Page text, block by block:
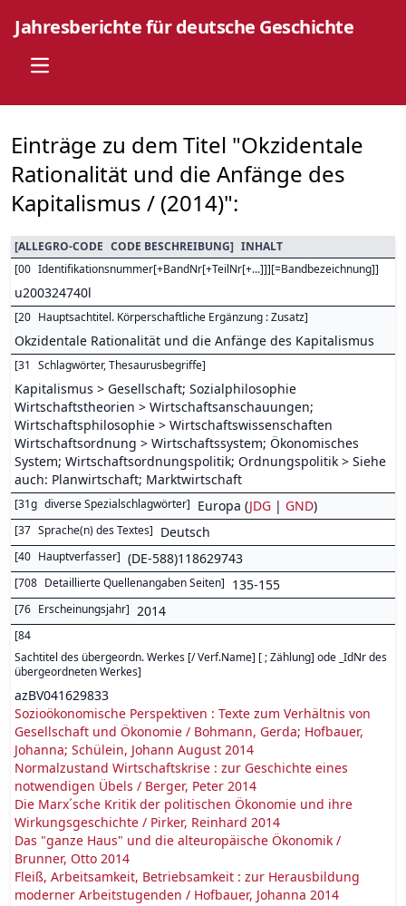
Jahresberichte für deutsche Geschichte
Open main menu
Einträge zu dem Titel "Okzidentale
Rationalität und die Anfänge des
Kapitalismus / (2014)":
[ALLEGRO-CODE CODE BESCHREIBUNG] INHALT
[00 Identifikationsnummer[+BandNr[+TeilNr[+...]]][=Bandbezeichnung]]
u200324740l
[20 Hauptsachtitel. Körperschaftliche Ergänzung : Zusatz]
Okzidentale Rationalität und die Anfänge des Kapitalismus
[31 Schlagwörter, Thesaurusbegriffe]
Kapitalismus > Gesellschaft; Sozialphilosophie
Wirtschaftstheorien > Wirtschaftsanschauungen;
Wirtschaftsphilosophie > Wirtschaftswissenschaften
Wirtschaftsordnung > Wirtschaftssystem; Ökonomisches
System; Wirtschaftsordnungspolitik; Ordnungspolitik > Siehe
auch: Planwirtschaft; Marktwirtschaft
[31g diverse Spezialschlagwörter] Europa (JDG | GND)
[37 Sprache(n) des Textes] Deutsch
[40 Hauptverfasser] (DE-588)118629743
[708 Detaillierte Quellenangaben Seiten] 135-155
[76 Erscheinungsjahr] 2014
[84
Sachtitel des übergeordn. Werkes [/ Verf.Name] [ ; Zählung] ode _IdNr des
übergeordneten Werkes]
azBV041629833
Sozioökonomische Perspektiven : Texte zum Verhältnis von
Gesellschaft und Ökonomie / Bohmann, Gerda; Hofbauer,
Johanna; Schülein, Johann August 2014
Normalzustand Wirtschaftskrise : zur Geschichte eines
notwendigen Übels / Berger, Peter 2014
Die Marx´sche Kritik der politischen Ökonomie und ihre
Wirkungsgeschichte / Pirker, Reinhard 2014
Das "ganze Haus" und die alteuropäische Ökonomik /
Brunner, Otto 2014
Fleiß, Arbeitsamkeit, Betriebsamkeit : zur Herausbildung
moderner Arbeitstugenden / Hofbauer, Johanna 2014